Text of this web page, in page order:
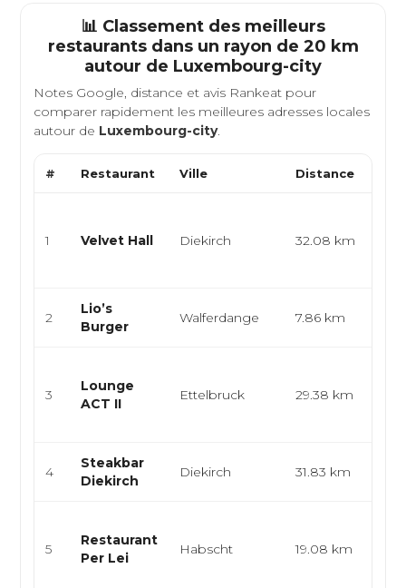
📊 Classement des meilleurs
restaurants dans un rayon de 20 km
autour de Luxembourg-city
Notes Google, distance et avis Rankeat pour
comparer rapidement les meilleures adresses locales
autour de Luxembourg-city.
# Restaurant Ville Distance
1 Velvet Hall Diekirch 32.08 km
2
Lio’s
Burger
Walferdange 7.86 km
3
Lounge
ACT II
Ettelbruck 29.38 km
4
Steakbar
Diekirch
Diekirch 31.83 km
5
Restaurant
Per Lei
Habscht 19.08 km